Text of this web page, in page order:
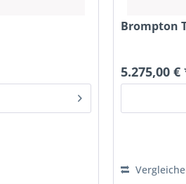
Brompton
5.275,00 €